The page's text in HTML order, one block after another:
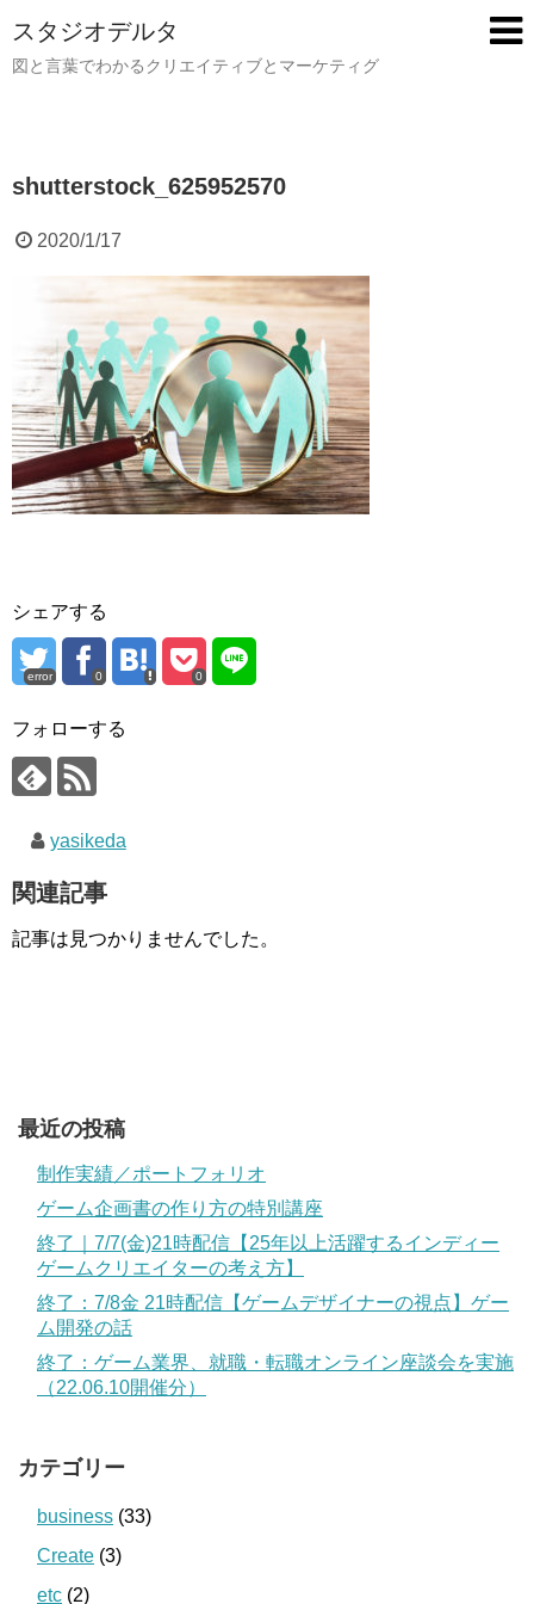
スタジオデルタ
図と言葉でわかるクリエイティブとマーケティグ
shutterstock_625952570
2020/1/17
シェアする
error 0 0
フォローする
yasikeda
関連記事
記事は見つかりませんでした。
最近の投稿
制作実績／ポートフォリオ
ゲーム企画書の作り方の特別講座
終了｜7/7(金)21時配信【25年以上活躍するインディー
ゲームクリエイターの考え方】
終了：7/8金 21時配信【ゲームデザイナーの視点】ゲー
ム開発の話
終了：ゲーム業界、就職・転職オンライン座談会を実施
（22.06.10開催分）
カテゴリー
business (33)
Create (3)
etc (2)